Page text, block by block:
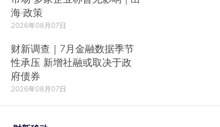
海·政策
2026年08月07日
财新调查｜7月金融数据季节
性承压 新增社融或取决于政
府债券
2026年08月07日